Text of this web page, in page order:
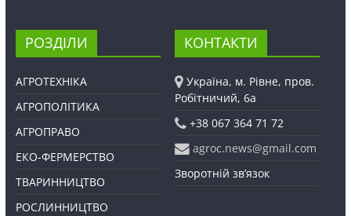
РОЗДІЛИ
АГРОТЕХНІКА
АГРОПОЛІТИКА
АГРОПРАВО
ЕКО-ФЕРМЕРСТВО
ТВАРИННИЦТВО
РОСЛИННИЦТВО
КОНТАКТИ
Україна, м. Рівне, пров.
Робітничий, 6а
+38 067 364 71 72
agroc.news@gmail.com
Зворотній зв’язок